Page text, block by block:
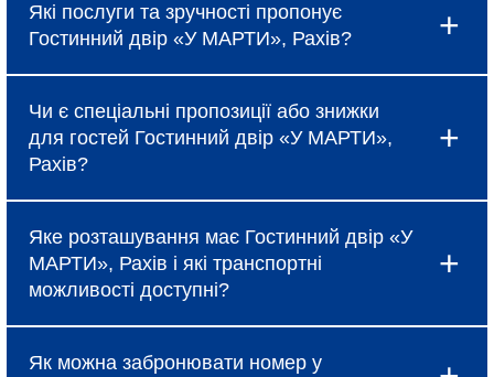
коливаються і залежать від вибраного типу
номеру, сезону та наявності спеціальних
пропозицій, про які можна дізнатися під час
бронювання.
Які послуги та зручності пропонує
Гостинний двір «У МАРТИ», Рахів?
безкоштовний Wi-Fi, щоденне прибирання та
сніданок (за тарифом). Крім того, в Гостинний
двір «У МАРТИ», Рахів доступні додаткові
зручності: ресторан, бар, спа-салон, фітнес-
центр, конференц-зали та трансфер до
аеропорту.
Чи є спеціальні пропозиції або знижки
для гостей Гостинний двір «У МАРТИ»,
Рахів?
пропонує акційні тарифи, знижки при ранньому
бронюванні та спеціальні пакети для сімейного
відпочинку або бізнес-поїздок. Для отримання
актуальної інформації рекомендуємо
зв’язатися з менеджерами готелю або
Яке розташування має Гостинний двір «У
МАРТИ», Рахів і які транспортні
можливості доступні?
у зручному місці, що забезпечує швидкий
Як можна забронювати номер у